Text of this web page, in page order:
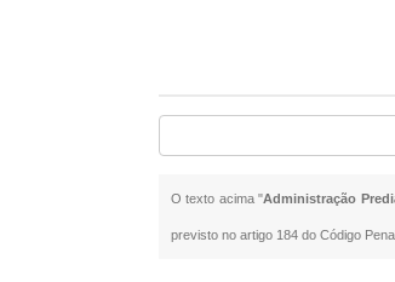
O texto acima "Administração
previsto no artigo 184 do Código